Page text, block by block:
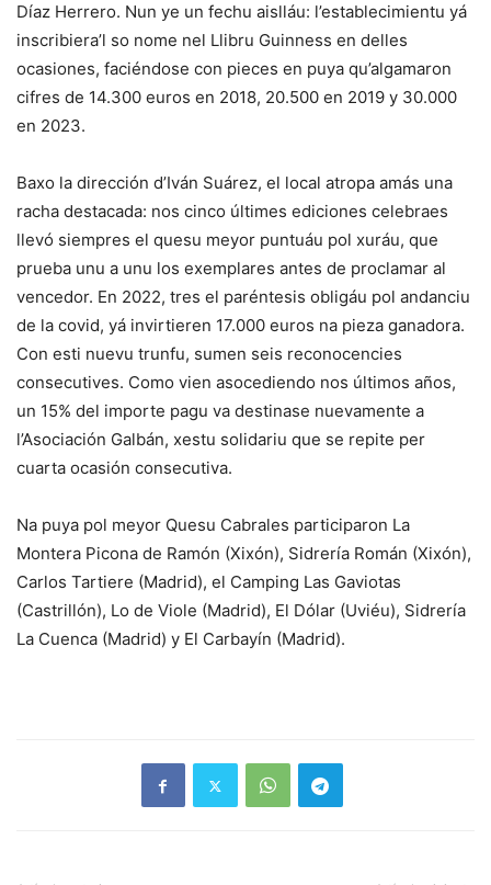
Díaz Herrero. Nun ye un fechu aislláu: l’establecimientu yá
inscribiera’l so nome nel Llibru Guinness en delles
ocasiones, faciéndose con pieces en puya qu’algamaron
cifres de 14.300 euros en 2018, 20.500 en 2019 y 30.000
en 2023.
Baxo la dirección d’Iván Suárez, el local atropa amás una
racha destacada: nos cinco últimes ediciones celebraes
llevó siempres el quesu meyor puntuáu pol xuráu, que
prueba unu a unu los exemplares antes de proclamar al
vencedor. En 2022, tres el paréntesis obligáu pol andanciu
de la covid, yá invirtieren 17.000 euros na pieza ganadora.
Con esti nuevu trunfu, sumen seis reconocencies
consecutives. Como vien asocediendo nos últimos años,
un 15% del importe pagu va destinase nuevamente a
l’Asociación Galbán, xestu solidariu que se repite per
cuarta ocasión consecutiva.
Na puya pol meyor Quesu Cabrales participaron La
Montera Picona de Ramón (Xixón), Sidrería Román (Xixón),
Carlos Tartiere (Madrid), el Camping Las Gaviotas
(Castrillón), Lo de Viole (Madrid), El Dólar (Uviéu), Sidrería
La Cuenca (Madrid) y El Carbayín (Madrid).